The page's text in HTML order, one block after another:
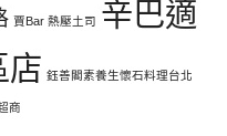
賈Bar 熱壓土司 辛巴適
店 鈺善閣素養生懷石料理台北
商